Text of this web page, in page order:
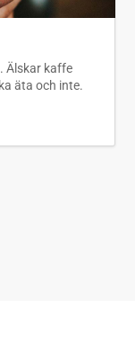
Älskar kaffe
äta och inte.